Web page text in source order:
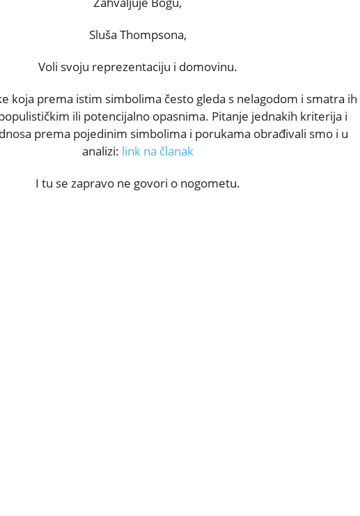
Sluša Thompsona,
Voli svoju reprezentaciju i domovinu.
koja prema istim simbolima često gleda s nelagodom i smatra ih
ili potencijalno opasnima. Pitanje jednakih kriterija i
prema pojedinim simbolima i porukama obrađivali smo i u
analizi: link na članak
I tu se zapravo ne govori o nogometu.